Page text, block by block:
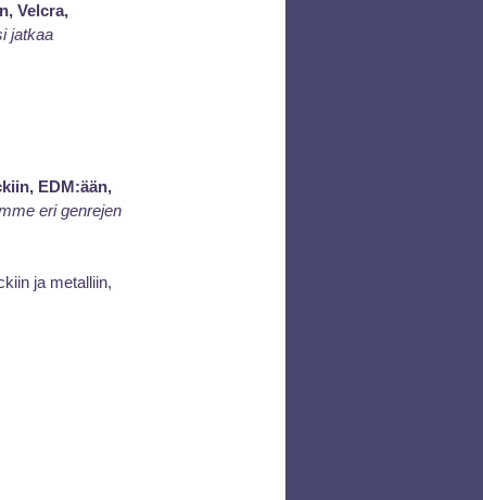
Velcra,
jatkaa
EDM:ään,
eri genrejen
ja metalliin,